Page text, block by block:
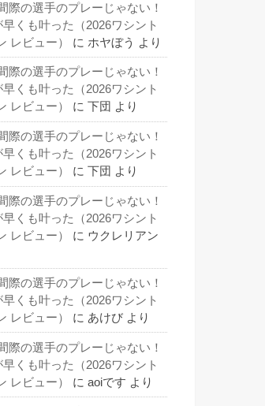
際の選手のプレーじゃない！
くも叶った（2026ワシント
レビュー）
に ホヤぼう より
際の選手のプレーじゃない！
くも叶った（2026ワシント
レビュー）
に 下団 より
際の選手のプレーじゃない！
くも叶った（2026ワシント
レビュー）
に 下団 より
際の選手のプレーじゃない！
くも叶った（2026ワシント
レビュー）
に ウクレリアン
際の選手のプレーじゃない！
くも叶った（2026ワシント
レビュー）
に あけび より
際の選手のプレーじゃない！
くも叶った（2026ワシント
レビュー）
に aoiです より